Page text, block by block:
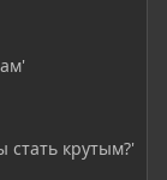
стать крутым?'